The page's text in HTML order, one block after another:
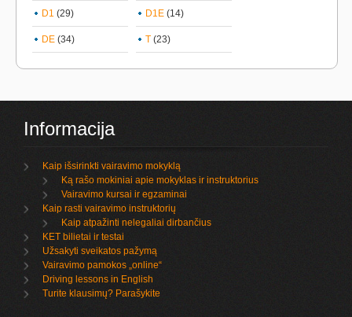
D1 (29) D1E (14)
DE (34) T (23)
Informacija
Kaip išsirinkti vairavimo mokyklą
Ką rašo mokiniai apie mokyklas ir instruktorius
Vairavimo kursai ir egzaminai
Kaip rasti vairavimo instruktorių
Kaip atpažinti nelegaliai dirbančius
KET bilietai ir testai
Užsakyti sveikatos pažymą
Vairavimo pamokos „online“
Driving lessons in English
Turite klausimų? Parašykite